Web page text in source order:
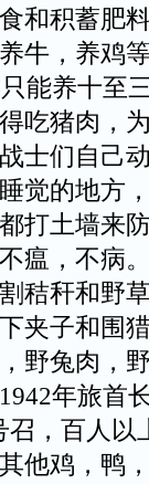
和积蓄肥
牛，养鸡
能养十至
吃猪肉，
士们自己
觉的地方
打土墙来
瘟，不病
秸秆和野
夹子和围
野兔肉，
年旅首
，百人以
他鸡，鸭